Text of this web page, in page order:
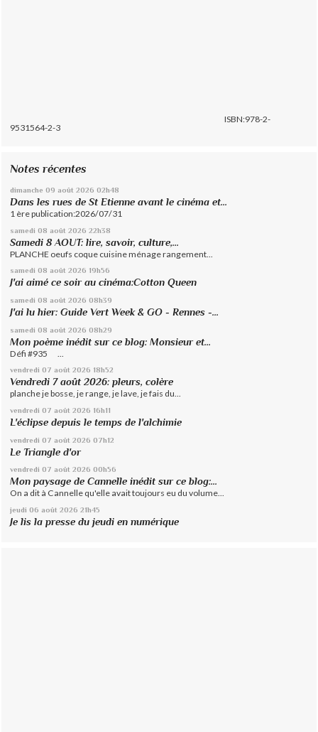
ISBN:978-2-
9531564-2-3
Notes récentes
dimanche 09 août 2026 02h48
Dans les rues de St Etienne avant le cinéma et...
1 ère publication:2026/07/31
samedi 08 août 2026 22h38
Samedi 8 AOUT: lire, savoir, culture,...
PLANCHE oeufs coque cuisine ménage rangement...
samedi 08 août 2026 19h56
J'ai aimé ce soir au cinéma:Cotton Queen
samedi 08 août 2026 08h39
J'ai lu hier: Guide Vert Week & GO - Rennes -...
samedi 08 août 2026 08h29
Mon poème inédit sur ce blog: Monsieur et...
Défi #935 ...
vendredi 07 août 2026 18h52
Vendredi 7 août 2026: pleurs, colère
planche je bosse, je range, je lave, je fais du...
vendredi 07 août 2026 16h11
L'éclipse depuis le temps de l'alchimie
vendredi 07 août 2026 07h12
Le Triangle d'or
vendredi 07 août 2026 00h56
Mon paysage de Cannelle inédit sur ce blog:...
On a dit à Cannelle qu'elle avait toujours eu du volume...
jeudi 06 août 2026 21h45
Je lis la presse du jeudi en numérique